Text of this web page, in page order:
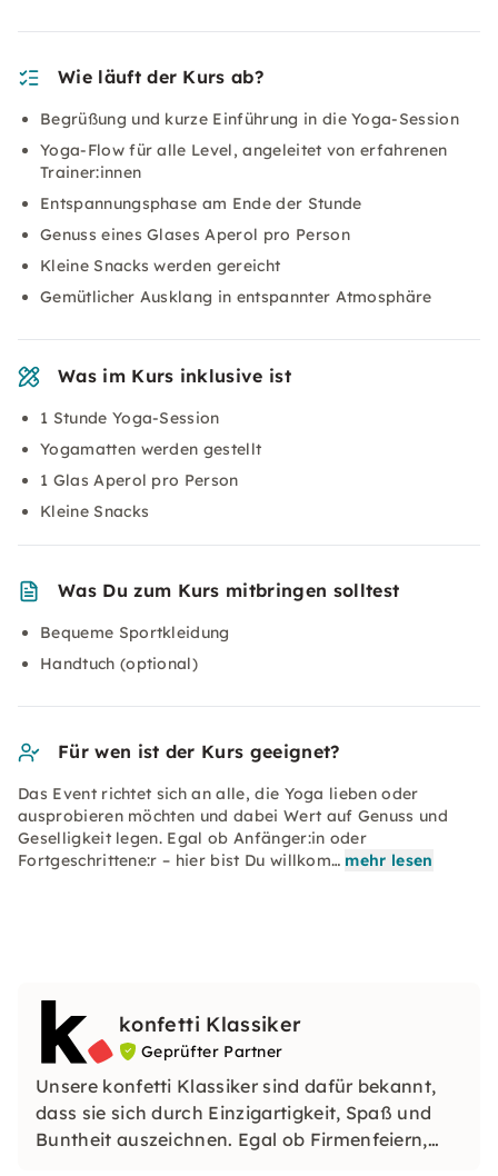
Wie läuft der Kurs ab?
Begrüßung und kurze Einführung in die Yoga-Session
Yoga-Flow für alle Level, angeleitet von erfahrenen
Trainer:innen
Entspannungsphase am Ende der Stunde
Genuss eines Glases Aperol pro Person
Kleine Snacks werden gereicht
Gemütlicher Ausklang in entspannter Atmosphäre
Was im Kurs inklusive ist
1 Stunde Yoga-Session
Yogamatten werden gestellt
1 Glas Aperol pro Person
Kleine Snacks
Was Du zum Kurs mitbringen solltest
Bequeme Sportkleidung
Handtuch (optional)
Für wen ist der Kurs geeignet?
Das Event richtet sich an alle, die Yoga lieben oder
ausprobieren möchten und dabei Wert auf Genuss und
Geselligkeit legen. Egal ob Anfänger:in oder
Fortgeschrittene:r – hier bist Du willkom… mehr lesen
konfetti Klassiker
Geprüfter Partner
Unsere konfetti Klassiker sind dafür bekannt,
dass sie sich durch Einzigartigkeit, Spaß und
Buntheit auszeichnen. Egal ob Firmenfeiern,